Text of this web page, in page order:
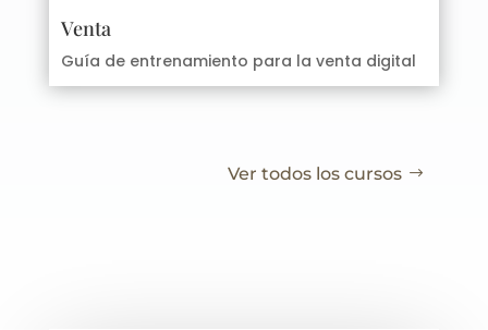
Venta
Guía de entrenamiento para la venta digital
Ver todos los cursos